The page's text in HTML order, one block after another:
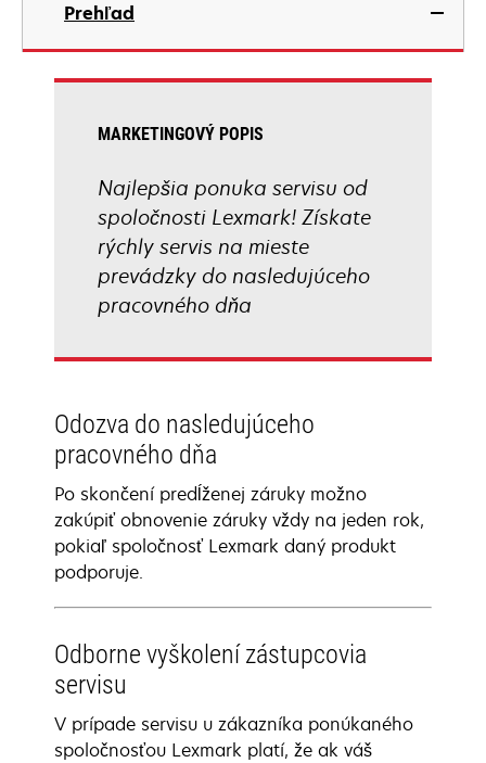
Prehľad
MARKETINGOVÝ POPIS
Najlepšia ponuka servisu od
spoločnosti Lexmark! Získate
rýchly servis na mieste
prevádzky do nasledujúceho
pracovného dňa
Odozva do nasledujúceho
pracovného dňa
Po skončení predĺženej záruky možno
zakúpiť obnovenie záruky vždy na jeden rok,
pokiaľ spoločnosť Lexmark daný produkt
podporuje.
Odborne vyškolení zástupcovia
servisu
V prípade servisu u zákazníka ponúkaného
spoločnosťou Lexmark platí, že ak váš